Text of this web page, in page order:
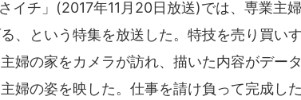
イチ」(2017年11月20日放送)では、専業主
、という特集を放送した。特技を売り買い
婦の家をカメラが訪れ、描いた内容がデー
婦の姿を映した。仕事を請け負って完成し